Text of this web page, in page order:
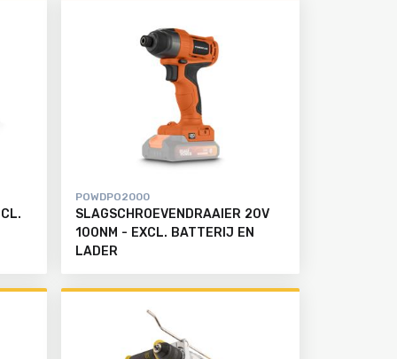
Alle producten
POWDPO2000
SLAGSCHROEVENDRAAIER 20V
100NM - EXCL. BATTERIJ EN
LADER